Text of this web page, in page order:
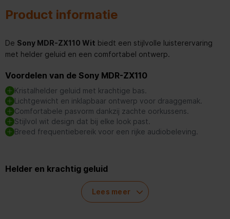
Product informatie
De Sony MDR-ZX110 Wit biedt een stijlvolle luisterervaring
met helder geluid en een comfortabel ontwerp.
Voordelen van de Sony MDR-ZX110
Kristalhelder geluid met krachtige bas.
Lichtgewicht en inklapbaar ontwerp voor draaggemak.
Comfortabele pasvorm dankzij zachte oorkussens.
Stijlvol wit design dat bij elke look past.
Breed frequentiebereik voor een rijke audiobeleving.
Helder en krachtig geluid
De drivers van 30 mm zorgen voor een heldere en dynamische
audioweergave, met diepe bassen en goed gebalanceerde
Lees meer